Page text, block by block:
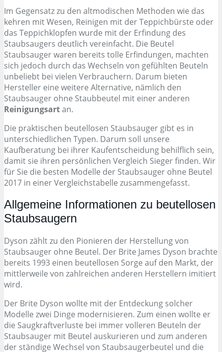
Im Gegensatz zu den altmodischen Methoden wie das
kehren mit Wesen, Reinigen mit der Teppichbürste oder
das Teppichklopfen wurde mit der Erfindung des
Staubsaugers deutlich vereinfacht. Die Beutel
Staubsauger waren bereits tolle Erfindungen, machten
sich jedoch durch das Wechseln von gefühlten Beuteln
unbeliebt bei vielen Verbrauchern. Darum bieten
Hersteller eine weitere Alternative, nämlich den
Staubsauger ohne Staubbeutel mit einer anderen
Reinigungsartan.
Die praktischen beutellosen Staubsauger gibt es in
unterschiedlichen Typen. Darum soll unsere
Kaufberatung bei ihrer Kaufentscheidung behilflich sein,
damit sie ihren persönlichen Vergleich Sieger finden. Wir
für Sie die besten Modelle der Staubsauger ohne Beutel
2017 in einer Vergleichstabelle zusammengefasst.
Allgemeine Informationen zu beutellosen
Staubsaugern
Dyson zählt zu den Pionieren der Herstellung von
Staubsauger ohne Beutel. Der Brite James Dyson brachte
bereits 1993 einen beutellosen Sorge auf den Markt, der
mittlerweile von zahlreichen anderen Herstellern imitiert
wird.
Der Brite Dyson wollte mit der Entdeckung solcher
Modelle zwei Dinge modernisieren. Zum einen wollte er
die Saugkraftverluste bei immer volleren Beuteln der
Staubsauger mit Beutel auskurieren und zum anderen
der ständige Wechsel von Staubsaugerbeutel und die